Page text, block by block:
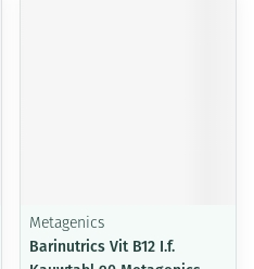
Metagenics
Barinutrics Vit B12 I.f.